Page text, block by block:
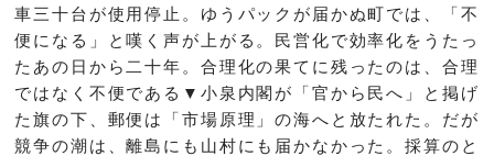
車三十台が使用停止。ゆうパックが届かぬ町では、「不
便になる」と嘆く声が上がる。民営化で効率化をうたっ
たあの日から二十年。合理化の果てに残ったのは、合理
ではなく不便である▼小泉内閣が「官から民へ」と掲げ
た旗の下、郵便は「市場原理」の海へと放たれた。だが
競争の潮は、離島にも山村にも届かなかった。採算のと